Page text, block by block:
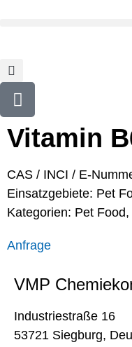
Vitamin
CAS / INCI / E-
Einsatzgebiete: Pet
Kategorien: Pet Food,
Anfrage
VMP
Industriestraße 16
53721 Siegburg,